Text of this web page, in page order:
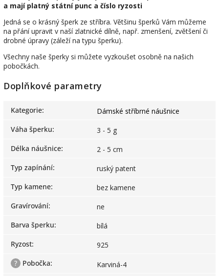
a mají platný státní punc a číslo ryzosti
Jedná se o krásný šperk ze stříbra. Většinu šperků Vám můžeme
na přání upravit v naší zlatnické dílně, např. zmenšení, zvětšení či
drobné úpravy (záleží na typu šperku).
Všechny naše šperky si můžete vyzkoušet osobně na našich
pobočkách.
Doplňkové parametry
Kategorie:
Dámské stříbrné náušnice
Váha šperku:
3 - 5 g
Délka náušnice:
2 - 5 cm
Typ zapínání:
ruský patent
Typ kamene:
bez kamene
Gravírování:
ne
Barva šperku:
bílá
Ryzost:
925
?
Pobočka:
Karviná-4